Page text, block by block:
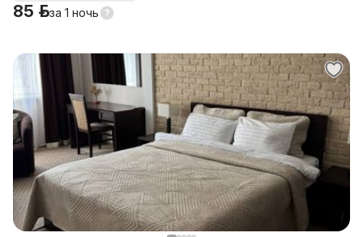
85 р.за 1 ночь